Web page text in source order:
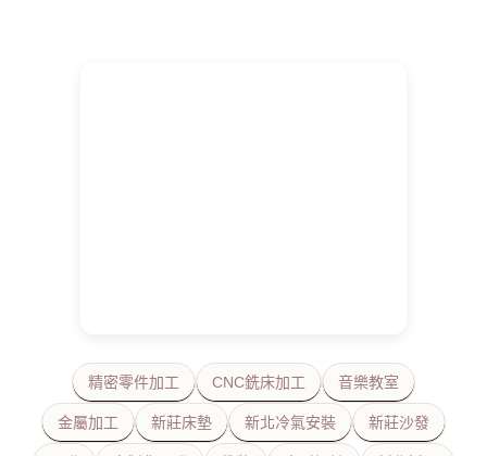
精密零件加工 CNC銑床加工 音樂教室
金屬加工 新莊床墊 新北冷氣安裝 新莊沙發